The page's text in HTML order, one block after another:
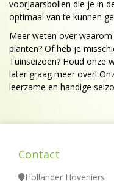
voorjaarsbollen die je in
optimaal van te kunnen
Meer weten over
planten? Of heb je
Tuinseizoen? Houd onze
later graag meer over!
leerzame en handige
Contact
Hollander Hoveniers